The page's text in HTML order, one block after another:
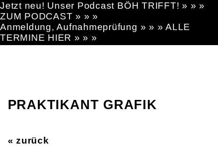
Jetzt neu! Unser Podcast BÖH TRIFFT! » » »
ZUM PODCAST » » »
Anmeldung, Aufnahmeprüfung » » » ALLE
TERMINE HIER » » »
PRAKTIKANT GRAFIK
« zurück